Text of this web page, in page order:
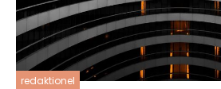
redaktionel